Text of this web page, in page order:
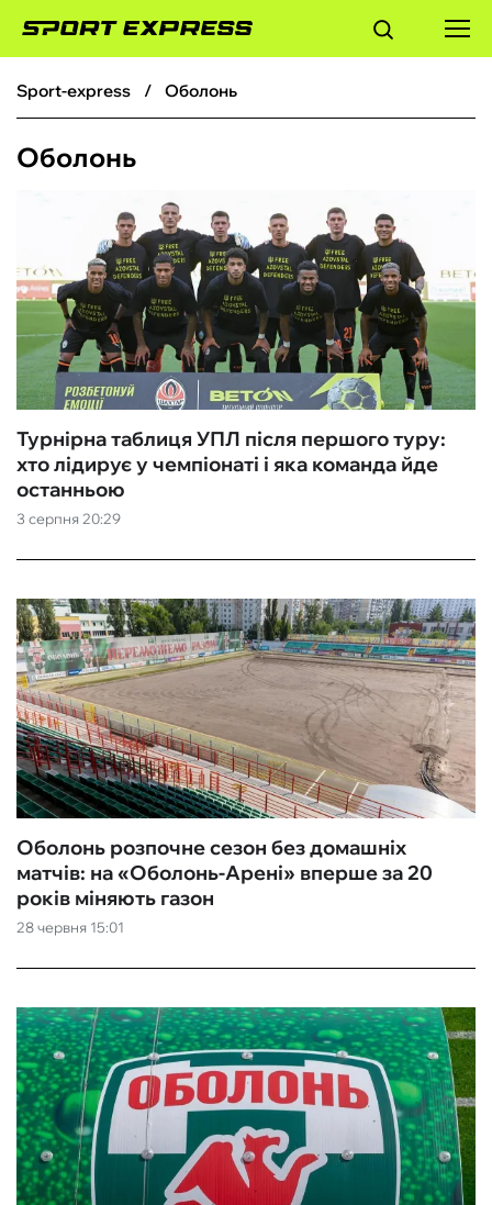
ФУТБОЛ
ХОКЕЙ
ТЕНІС
КІБЕРСПОРТ
ЧС-2026
ФУТЗАЛ
ІНШІ
БУКМЕКЕРИ
sport-express Оболонь
Оболонь
3 серпня 20:29
Турнірна таблиця УПЛ після першого туру:
хто лідирує у чемпіонаті і яка команда йде
останньою
28 червня 15:01
Оболонь розпочне сезон без домашніх
матчів: на «Оболонь-Арені» вперше за 20
років міняють газон